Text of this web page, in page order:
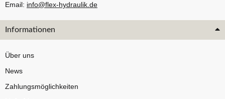
Email: info@flex-hydraulik.de
Informationen
Über uns
News
Zahlungsmöglichkeiten